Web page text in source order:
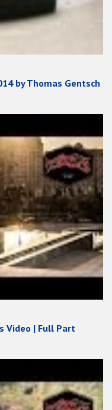
by Thomas Gentsch
Video | Full Part